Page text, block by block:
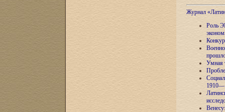
Журнал
Роль
Умная